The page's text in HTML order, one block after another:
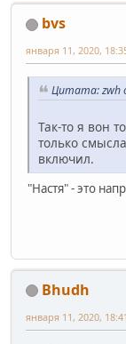
bvs
января 11, 2020,
Цитата: zwh
Так-то я вон
только
включил.
"Настя" - это
Bhudh
января 11, 2020, 18:41